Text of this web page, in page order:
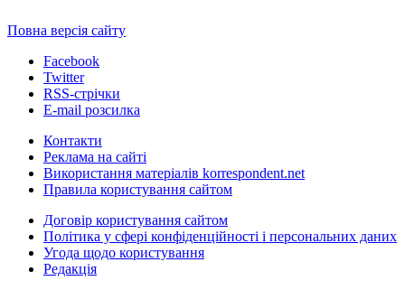
Повна версія сайту
Facebook
Twitter
RSS-стрічки
E-mail розсилка
Контакти
Реклама на сайті
Використання матеріалів korrespondent.net
Правила користування сайтом
Договір користування сайтом
Політика у сфері конфіденційності і персональних даних
Угода щодо користування
Редакція